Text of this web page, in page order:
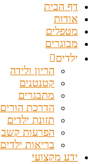
דף הבית
אודות
מטפלים
מבוגרים
ילדים
הריון ולידה
קטנטנים
מתבגרים
הדרכת הורים
תזונת ילדים
הפרעות קשב
בריאות ילדים
ידע מקצועי